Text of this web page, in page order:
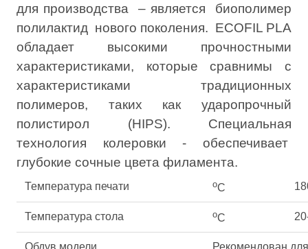
для производства – является биополимер
полилактид нового поколения. ECOFIL PLA
обладает высокими прочностными
характеристиками, которые сравнимы с
характеристиками традиционных
полимеров, таких как ударопрочный
полистирол (HIPS). Специальная
технология колеровки - обеспечивает
глубокие сочные цвета филамента.
Температура печати оС
Температура стола оС
Обдув модели
Рекомендован